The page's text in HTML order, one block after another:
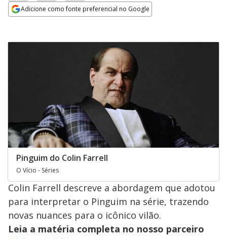
Adicione como fonte preferencial no Google
Pinguim do Colin Farrell
O Vício - Séries
Colin Farrell descreve a abordagem que adotou
para interpretar o Pinguim na série, trazendo
novas nuances para o icônico vilão.
Leia a matéria completa no nosso parceiro